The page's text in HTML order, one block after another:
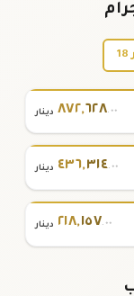
٨٧٢,٦٢٨.٠٠ دينار
٤٣٦,٣١٤.٠٠ دينار
٢١٨,١٥٧.٠٠ دينار